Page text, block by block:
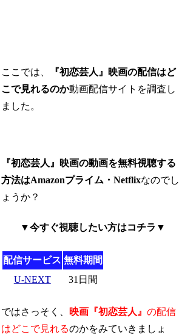
ここでは、
『初恋芸人』映画の配信はど
こで見れるのか動画配信サイトを調査し
ました。
『初恋芸人』映画の動画を無料視聴する
方法はAmazonプライム・Netflixなのでし
ょうか？
▼今すぐ視聴したい方はコチラ▼
配信サービス 無料期間
U-NEXT
31日間
ではさっそく、 映画『初恋芸人』の配信
はどこで見れるのかをみていきましょ